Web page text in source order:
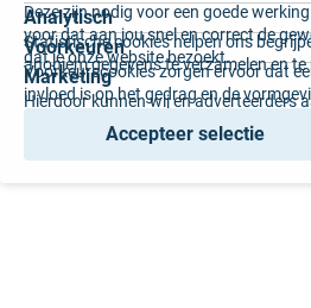
Deze zijn nodig voor een goede
voor dat aan jou snel en correct de
dat je onze website bezoekt.
Analytisch
Statistische cookies helpen ons
anoniem gegevens te verzamelen en
Voorkeuren
Voorkeurscookies zorgen ervoor dat
invloed is op het gedrag en de
voorkeur of de regio waar u woont.
Marketing
Hierdoor kunnen wij en adverteerders
gepersonaliseerde online
Accepteer selectie